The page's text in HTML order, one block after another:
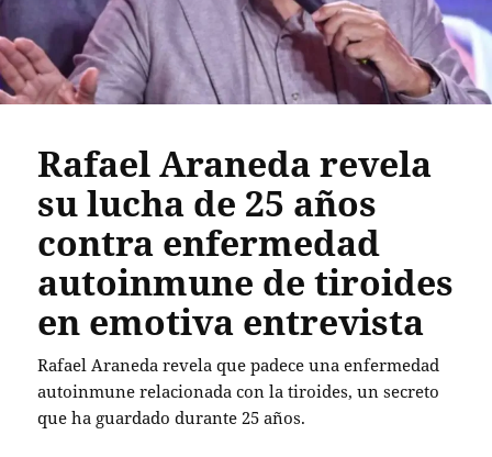
Rafael Araneda revela
su lucha de 25 años
contra enfermedad
autoinmune de tiroides
en emotiva entrevista
Rafael Araneda revela que padece una enfermedad
autoinmune relacionada con la tiroides, un secreto
que ha guardado durante 25 años.